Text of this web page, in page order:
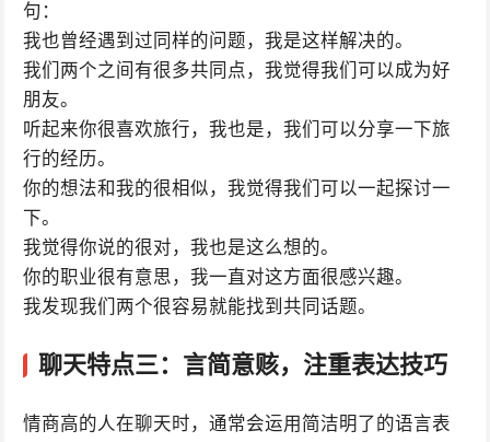
句：
我也曾经遇到过同样的问题，我是这样解决的。
我们两个之间有很多共同点，我觉得我们可以成为好
朋友。
听起来你很喜欢旅行，我也是，我们可以分享一下旅
行的经历。
你的想法和我的很相似，我觉得我们可以一起探讨一
下。
我觉得你说的很对，我也是这么想的。
你的职业很有意思，我一直对这方面很感兴趣。
我发现我们两个很容易就能找到共同话题。
聊天特点三：言简意赅，注重表达技巧
情商高的人在聊天时，通常会运用简洁明了的语言表